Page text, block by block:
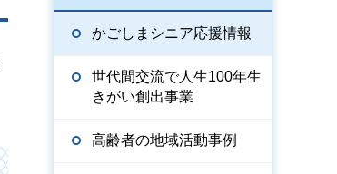
かごしまシニア応援情報
世代間交流で人生100年生
きがい創出事業
高齢者の地域活動事例